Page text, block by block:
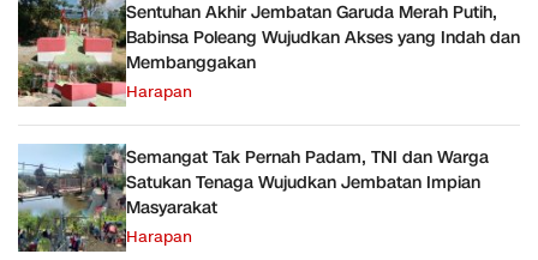
Sentuhan Akhir Jembatan Garuda Merah Putih,
Babinsa Poleang Wujudkan Akses yang Indah dan
Membanggakan
Harapan
Semangat Tak Pernah Padam, TNI dan Warga
Satukan Tenaga Wujudkan Jembatan Impian
Masyarakat
Harapan